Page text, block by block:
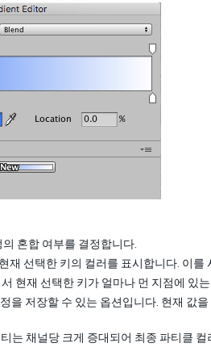
혼합 여부를 결정합니다.
재 선택한 키의 컬러를 표시합니다. 이
현재 선택한 키가 얼마나 먼 지점에 있
을 저장할 수 있는 옵션입니다. 현재 값
는 채널당 크게 증대되어 최종 파티클 컬